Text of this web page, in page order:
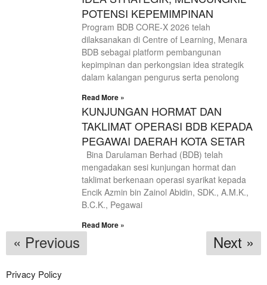
POTENSI KEPEMIMPINAN
Program BDB CORE-X 2026 telah
dilaksanakan di Centre of Learning, Menara
BDB sebagai platform pembangunan
kepimpinan dan perkongsian idea strategik
dalam kalangan pengurus serta penolong
Read More »
KUNJUNGAN HORMAT DAN
TAKLIMAT OPERASI BDB KEPADA
PEGAWAI DAERAH KOTA SETAR
Bina Darulaman Berhad (BDB) telah
mengadakan sesi kunjungan hormat dan
taklimat berkenaan operasi syarikat kepada
Encik Azmin bin Zainol Abidin, SDK., A.M.K.,
B.C.K., Pegawai
Read More »
« Previous Next »
Privacy Policy